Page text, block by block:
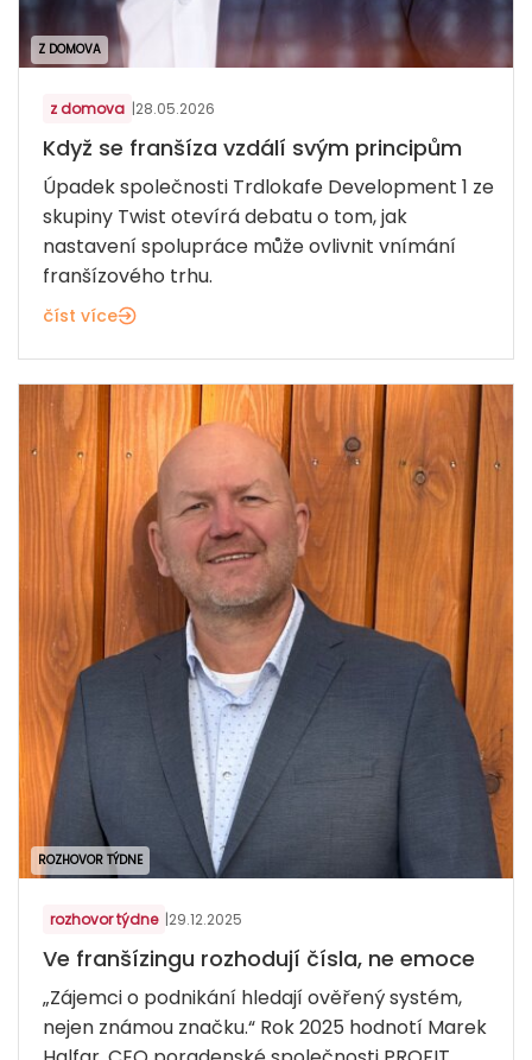
Z DOMOVA
z domova |28.05.2026
Když se franšíza vzdálí svým principům
Úpadek společnosti Trdlokafe Development 1 ze
skupiny Twist otevírá debatu o tom, jak
nastavení spolupráce může ovlivnit vnímání
franšízového trhu.
číst více
ROZHOVOR TÝDNE
rozhovor týdne |29.12.2025
Ve franšízingu rozhodují čísla, ne emoce
„Zájemci o podnikání hledají ověřený systém,
nejen známou značku.“ Rok 2025 hodnotí Marek